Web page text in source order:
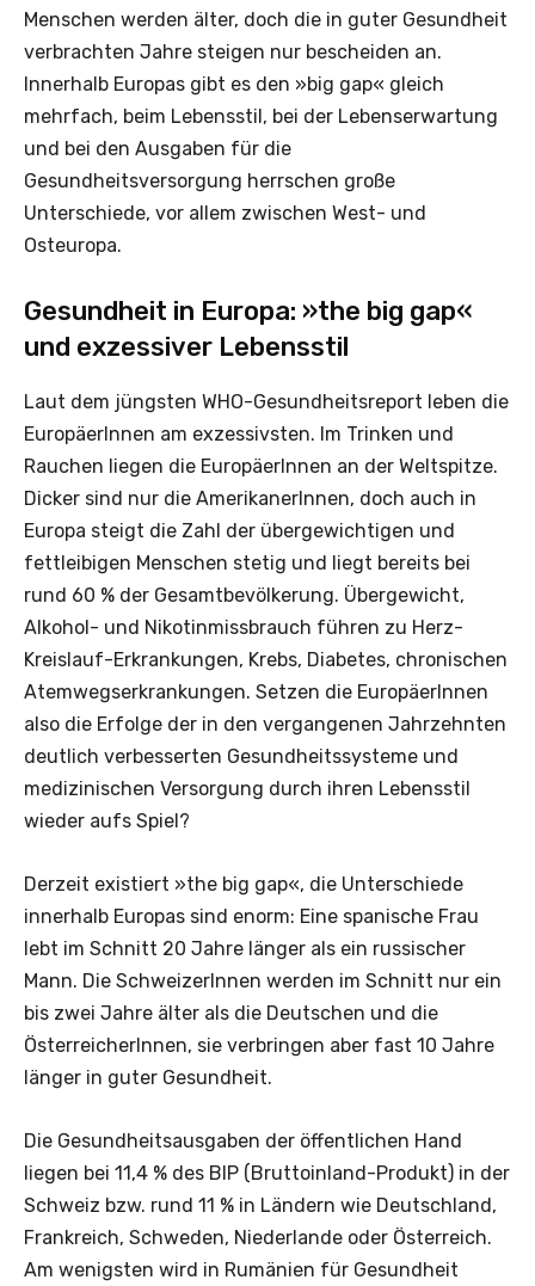
Menschen werden älter, doch die in guter Gesundheit
verbrachten Jahre steigen nur bescheiden an.
Innerhalb Europas gibt es den »big gap« gleich
mehrfach, beim Lebensstil, bei der Lebenserwartung
und bei den Ausgaben für die
Gesundheitsversorgung herrschen große
Unterschiede, vor allem zwischen West- und
Osteuropa.
Gesundheit in Europa: »the big gap«
und exzessiver Lebensstil
Laut dem jüngsten WHO-Gesundheitsreport leben die
EuropäerInnen am exzessivsten. Im Trinken und
Rauchen liegen die EuropäerInnen an der Weltspitze.
Dicker sind nur die AmerikanerInnen, doch auch in
Europa steigt die Zahl der übergewichtigen und
fettleibigen Menschen stetig und liegt bereits bei
rund 60 % der Gesamtbevölkerung. Übergewicht,
Alkohol- und Nikotinmissbrauch führen zu Herz-
Kreislauf-Erkrankungen, Krebs, Diabetes, chronischen
Atemwegserkrankungen. Setzen die EuropäerInnen
also die Erfolge der in den vergangenen Jahrzehnten
deutlich verbesserten Gesundheitssysteme und
medizinischen Versorgung durch ihren Lebensstil
wieder aufs Spiel?
Derzeit existiert »the big gap«, die Unterschiede
innerhalb Europas sind enorm: Eine spanische Frau
lebt im Schnitt 20 Jahre länger als ein russischer
Mann. Die SchweizerInnen werden im Schnitt nur ein
bis zwei Jahre älter als die Deutschen und die
ÖsterreicherInnen, sie verbringen aber fast 10 Jahre
länger in guter Gesundheit.
Die Gesundheitsausgaben der öffentlichen Hand
liegen bei 11,4 % des BIP (Bruttoinland-Produkt) in der
Schweiz bzw. rund 11 % in Ländern wie Deutschland,
Frankreich, Schweden, Niederlande oder Österreich.
Am wenigsten wird in Rumänien für Gesundheit